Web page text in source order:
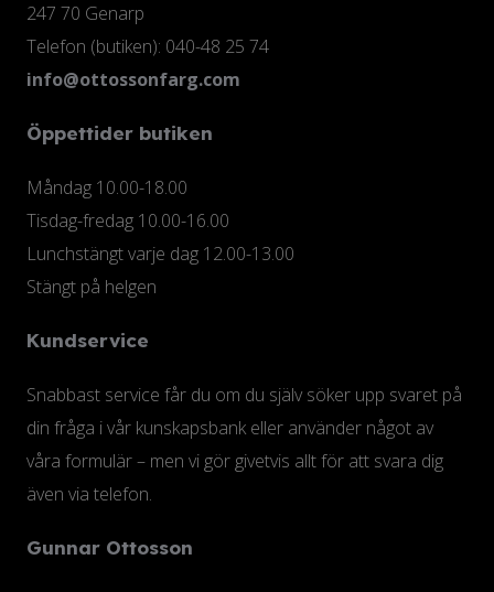
247 70 Genarp
Telefon (butiken): 040-48 25 74
info@ottossonfarg.com
Öppettider butiken
Måndag 10.00-18.00
Tisdag-fredag 10.00-16.00
Lunchstängt varje dag 12.00-13.00
Stängt på helgen
Kundservice
Snabbast service får du om du själv söker upp svaret på
din fråga i vår kunskapsbank eller använder något av
våra formulär – men vi gör givetvis allt för att svara dig
även via telefon.
Gunnar Ottosson